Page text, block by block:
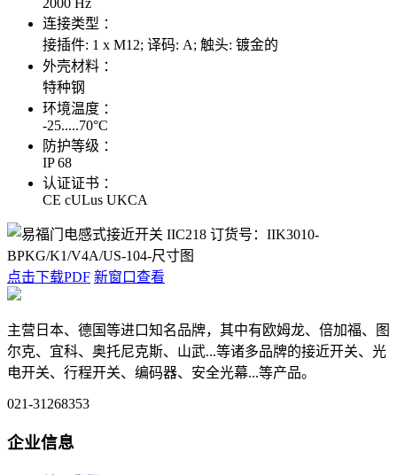
2000 Hz
连接类型 ：
接插件: 1 x M12; 译码: A; 触头: 镀金的
外壳材料 ：
特种钢
环境温度 ：
-25.....70°C
防护等级 ：
IP 68
认证证书 ：
CE cULus UKCA
点击下载PDF 新窗口查看
主营日本、德国等进口知名品牌，其中有欧姆龙、倍加福、图
尔克、宜科、奥托尼克斯、山武...等诸多品牌的接近开关、光
电开关、行程开关、编码器、安全光幕...等产品。
021-31268353
企业信息